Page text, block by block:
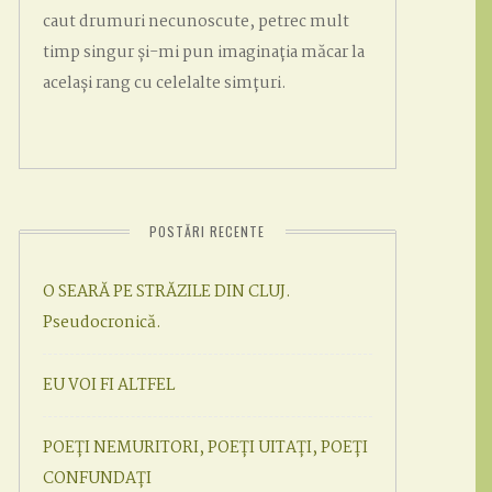
caut drumuri necunoscute, petrec mult
timp singur și-mi pun imaginația măcar la
același rang cu celelalte simțuri.
POSTĂRI RECENTE
O SEARĂ PE STRĂZILE DIN CLUJ.
Pseudocronică.
EU VOI FI ALTFEL
POEȚI NEMURITORI, POEȚI UITAȚI, POEȚI
CONFUNDAȚI